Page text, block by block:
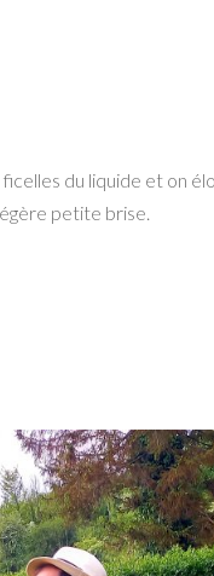
du liquide et on
petite brise.